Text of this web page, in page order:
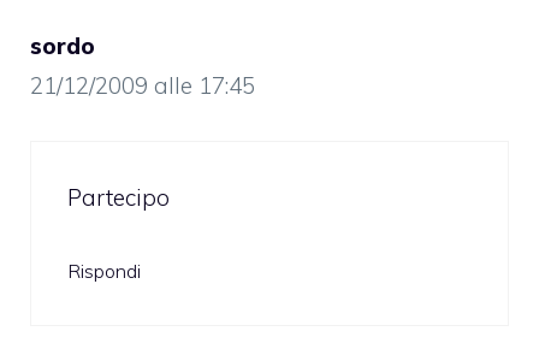
sordo
21/12/2009 alle 17:45
Partecipo
Rispondi